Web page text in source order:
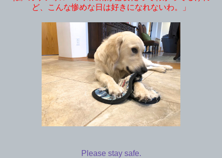
ど、こんな惨めな日は好きになれないわ。」
Please stay safe.